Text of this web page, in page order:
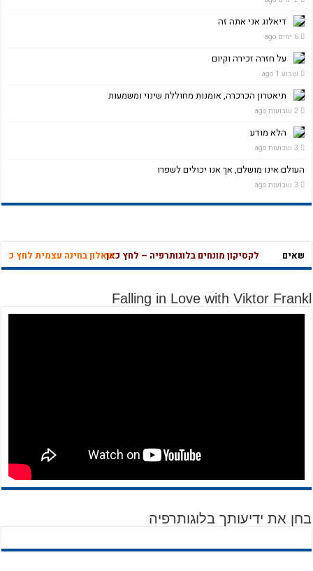
דיאלוג אני אתה זה
6 ימים ago
על חזרה זכירה וקיום
שבוע 1 ago
תיאטרון הכרכרה, אומנות מחוללת שינוי ומשמעות
2 שבועות ago
הלא מודע
3 שבועות ago
העולם אינו מושלם, אך אנו יכולים לשפרו
3 שבועות ago
לקסיקון מונחים בלוגותרפיה – לחץ כאןשאלון בחינה עצמית לחץ כאן
מהי אהבה
Falling in Love with Viktor Frankl
בחן את ידיעותך בלוגותרפיה